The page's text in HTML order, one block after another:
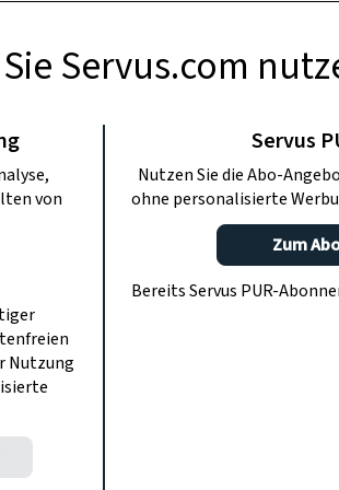
Fiss
Römer und Kaiser
zeigt die Region –
Servus.com
von
Nutzung
Servus
Nutzen Sie die Abo-
ohne personalisierte
Zum
Bereits Servus PUR-